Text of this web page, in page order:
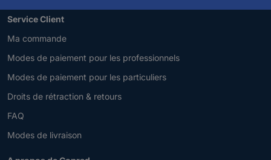
Service Client
Ma commande
Modes de paiement pour les professionnels
Modes de paiement pour les particuliers
Droits de rétraction & retours
FAQ
Modes de livraison